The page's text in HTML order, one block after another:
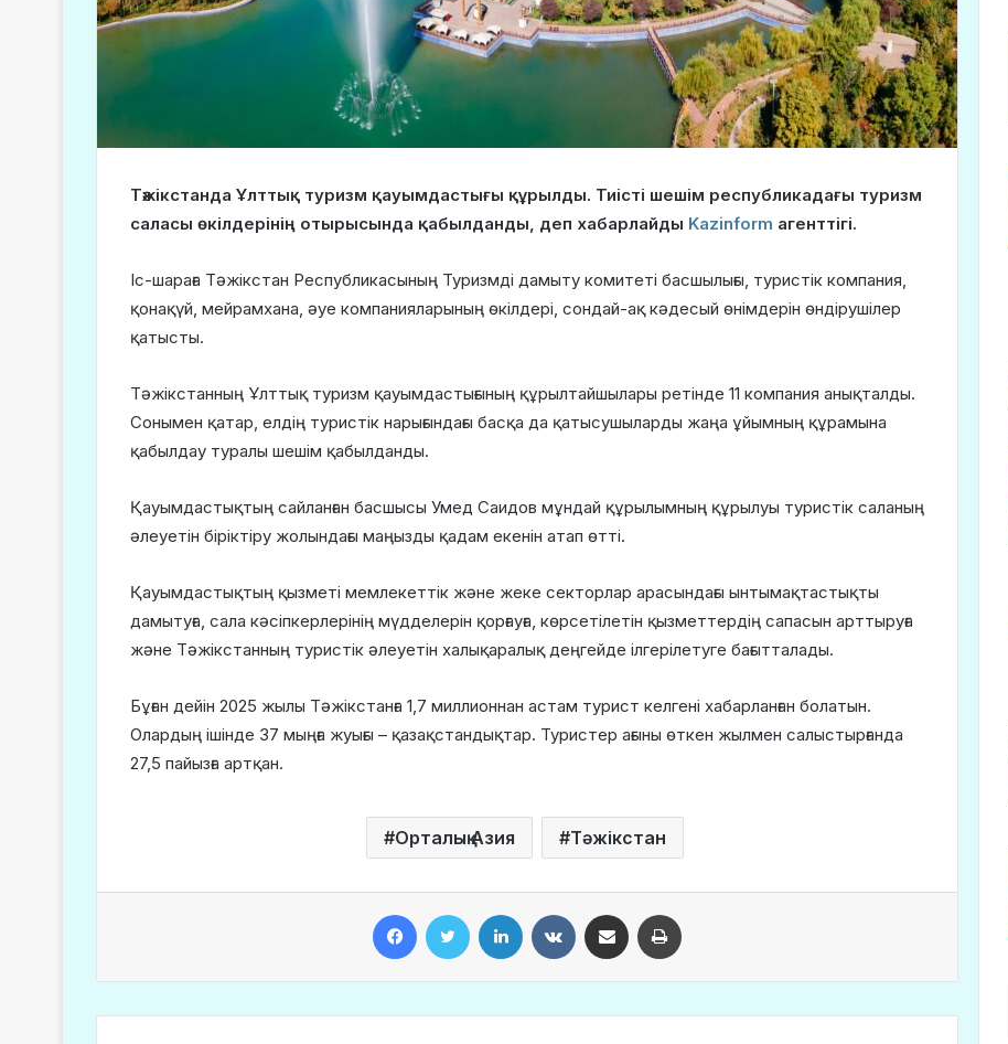
Тәжікстанда Ұлттық туризм қауымдастығы құрылды. Тиісті шешім республикадағы туризм
саласы өкілдерінің отырысында қабылданды, деп хабарлайды Kazinform агенттігі.
Іс-шараға Тәжікстан Республикасының Туризмді дамыту комитеті басшылығы, туристік компания,
қонақүй, мейрамхана, әуе компанияларының өкілдері, сондай-ақ кәдесый өнімдерін өндірушілер
қатысты.
Тәжікстанның Ұлттық туризм қауымдастығының құрылтайшылары ретінде 11 компания анықталды.
Сонымен қатар, елдің туристік нарығындағы басқа да қатысушыларды жаңа ұйымның құрамына
қабылдау туралы шешім қабылданды.
Қауымдастықтың сайланған басшысы Умед Саидов мұндай құрылымның құрылуы туристік саланың
әлеуетін біріктіру жолындағы маңызды қадам екенін атап өтті.
Қауымдастықтың қызметі мемлекеттік және жеке секторлар арасындағы ынтымақтастықты
дамытуға, сала кәсіпкерлерінің мүдделерін қорғауға, көрсетілетін қызметтердің сапасын арттыруға
және Тәжікстанның туристік әлеуетін халықаралық деңгейде ілгерілетуге бағытталады.
Бұған дейін 2025 жылы Тәжікстанға 1,7 миллионнан астам турист келгені хабарланған болатын.
Олардың ішінде 37 мыңға жуығы – қазақстандықтар. Туристер ағыны өткен жылмен салыстырғанда
27,5 пайызға артқан.
Орталық Азия Тәжікстан